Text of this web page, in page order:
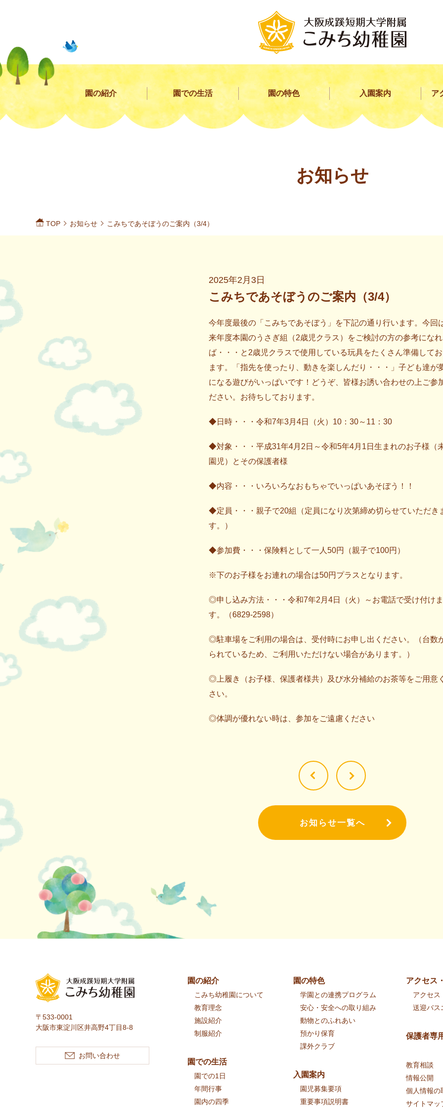
園の紹介 園での生活 園の特色 入園案内 ア
お知らせ
TOP お知らせ こみちであそぼうのご案内（3/4）
2025年2月3日
こみちであそぼうのご案内（3/4）
今年度最後の「こみちであそぼう」を下記の通り行います。今回
来年度本園のうさぎ組（2歳児クラス）をご検討の方の参考になれ
ば・・・と2歳児クラスで使用している玩具をたくさん準備して
ます。「指先を使ったり、動きを楽しんだり・・・」子ども達が
になる遊びがいっぱいです！どうぞ、皆様お誘い合わせの上ご参
ださい。お待ちしております。
◆日時・・・令和7年3月4日（火）10：30～11：30
◆対象・・・平成31年4月2日～令和5年4月1日生まれのお子様（
園児）とその保護者様
◆内容・・・いろいろなおもちゃでいっぱいあそぼう！！
◆定員・・・親子で20組（定員になり次第締め切らせていただき
す。）
◆参加費・・・保険料として一人50円（親子で100円）
※下のお子様をお連れの場合は50円プラスとなります。
◎申し込み方法・・・令和7年2月4日（火）～お電話で受け付けま
す。（6829-2598）
◎駐車場をご利用の場合は、受付時にお申し出ください。（台数
られているため、ご利用いただけない場合があります。）
◎上履き（お子様、保護者様共）及び水分補給のお茶等をご用意
さい。
◎体調が優れない時は、参加をご遠慮ください
お知らせ一覧へ
〒533-0001
大阪市東淀川区井高野4丁目8-8
園の紹介
こみち幼稚園について
教育理念
施設紹介
制服紹介
園での生活
園での1日
年間行事
園内の四季
園の特色
学園との連携プログラム
安心・安全への取り組み
動物とのふれあい
預かり保育
課外クラブ
入園案内
園児募集要項
重要事項説明書
アクセス
アクセス
送迎バス
保護者専
教育相談
情報公開
個人情報の
サイトマッ
お問い合わせ